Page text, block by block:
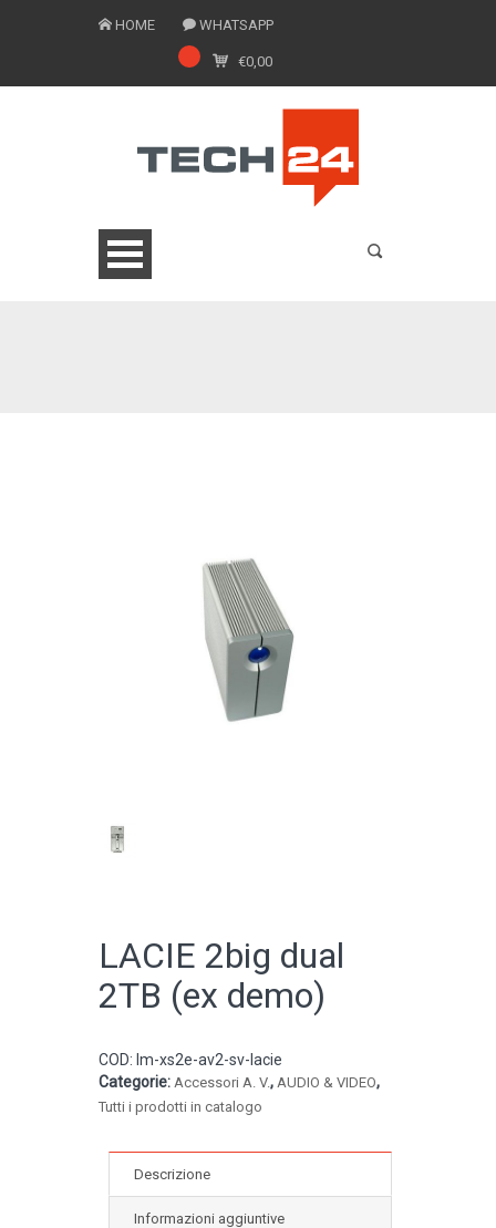
HOME WHATSAPP
€0,00
CATALOGO ONLINE
LACIE 2big dual
2TB (ex demo)
COD: Im-xs2e-av2-sv-lacie
Categorie: Accessori A. V., AUDIO & VIDEO,
Tutti i prodotti in catalogo
Descrizione
Informazioni aggiuntive